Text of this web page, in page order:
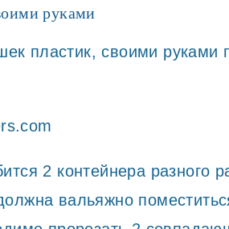
руками
2 контейнера разного
вальяжно